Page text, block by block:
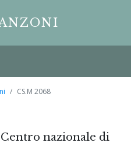
CS.M 2068
nazionale di